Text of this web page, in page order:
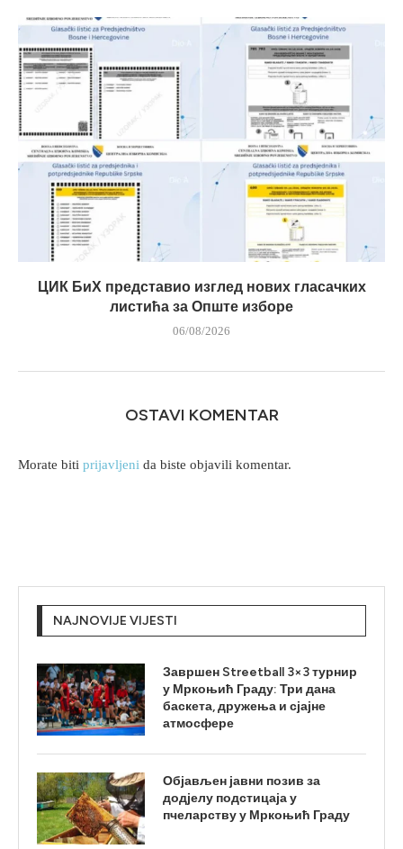
ЦИК БиХ представио изглед нових гласачких
листића за Опште изборе
06/08/2026
OSTAVI KOMENTAR
Morate biti prijavljeni da biste objavili komentar.
NAJNOVIJE VIJESTI
Завршен Streetball 3×3 турнир
у Мркоњић Граду: Три дана
баскета, дружења и сјајне
атмосфере
Објављен јавни позив за
додјелу подстицаја у
пчеларству у Мркоњић Граду